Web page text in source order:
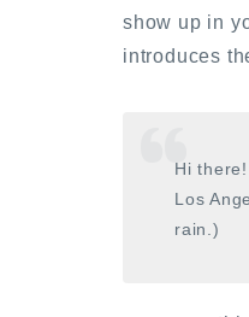
show up in
introduces
Hi
Los
rain.)